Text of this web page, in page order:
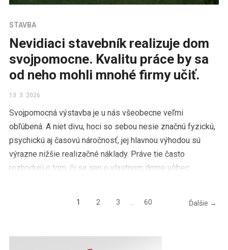
STAVBA
Nevidiaci stavebník realizuje dom
svojpomocne. Kvalitu práce by sa
od neho mohli mnohé firmy učiť.
13. 3. 2026
Svojpomocná výstavba je u nás všeobecne veľmi
obľúbená. A niet divu, hoci so sebou nesie značnú fyzickú,
psychickú aj časovú náročnosť, jej hlavnou výhodou sú
výrazne nižšie realizačné náklady. Práve tie často
rozhodujú o tom, či sa sen o vlastnom dome vôbec
1 2 3 … 60 Ďalšie →